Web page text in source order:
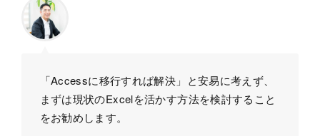
「Accessに移行すれば解決」と安易に考えず、
まずは現状のExcelを活かす方法を検討すること
をお勧めします。